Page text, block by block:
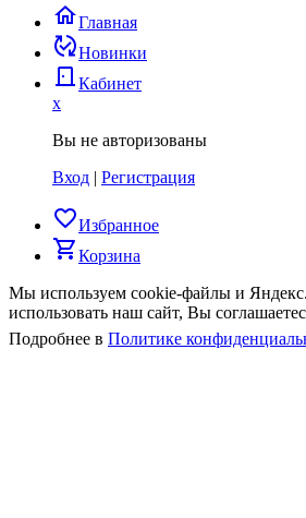
homeГлавная
published_with_changesНовинки
door_back Кабинет
x
Вы не авторизованы
Вход | Регистрация
favorite_borderИзбранное
shopping_cartКорзина
Мы используем cookie-файлы и
использовать наш сайт, Вы
Подробнее в Политике